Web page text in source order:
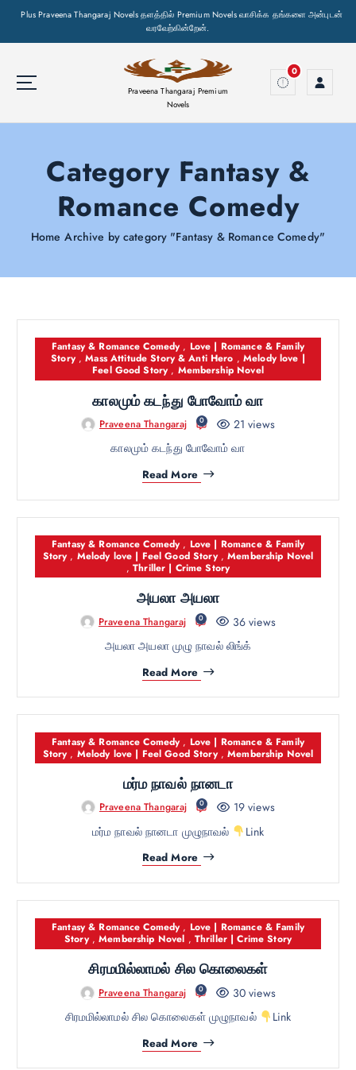
Plus Praveena Thangaraj Novels தளத்தில் Premium Novels வாசிக்க தங்களை அன்புடன்
வரவேற்கின்றேன்.
t
Praveena Thangaraj Premium
Novels
0
Category Fantasy &
Romance Comedy
Home Archive by category "Fantasy & Romance Comedy"
Fantasy & Romance Comedy, Love | Romance & Family
Story,Mass Attitude Story & Anti Hero ,Melody love |
Feel Good Story, Membership Novel
காலமும் கடந்து போவோம் வா
Praveena Thangaraj 0
21 views
காலமும் கடந்து போவோம் வா
Read More
Fantasy & Romance Comedy, Love | Romance & Family
Story, Melody love | Feel Good Story,Membership Novel
,Thriller | Crime Story
அயலா அயலா
Praveena Thangaraj 0
36 views
அயலா அயலா முழு நாவல் லிங்க்
Read More
Fantasy & Romance Comedy, Love | Romance & Family
Story, Melody love | Feel Good Story,Membership Novel
மர்ம நாவல் நானடா
Praveena Thangaraj 0
19 views
மர்ம நாவல் நானடா முழுநாவல்
Link
Read More
Fantasy & Romance Comedy, Love | Romance & Family
Story,Membership Novel , Thriller | Crime Story
சிரமமில்லாமல் சில கொலைகள்
Praveena Thangaraj 0
30 views
சிரமமில்லாமல் சில கொலைகள் முழுநாவல்
Link
Read More